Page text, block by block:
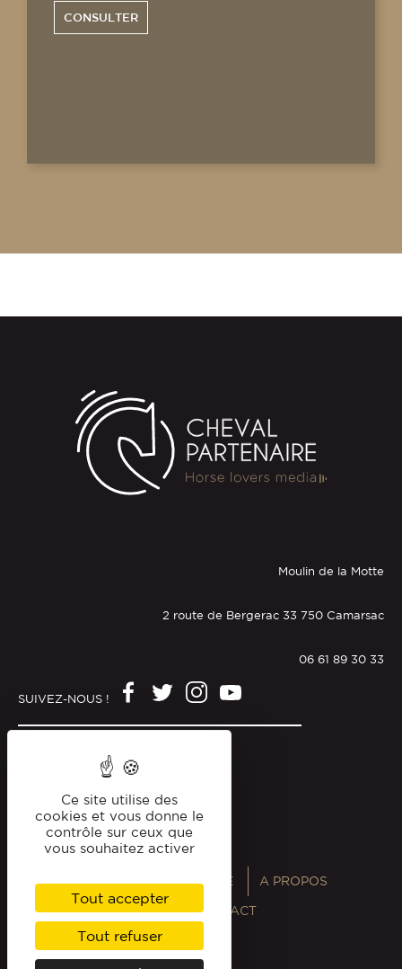
CONSULTER
Moulin de la Motte
2 route de Bergerac 33 750 Camarsac
06 61 89 30 33
SUIVEZ-NOUS !
Politique de confidentialité
ANNUAIRES MAGAZINE A PROPOS
PROFESSIONNELS CONTACT
Ce site utilise des
cookies et vous donne le
contrôle sur ceux que
vous souhaitez activer
Tout accepter
Tout refuser